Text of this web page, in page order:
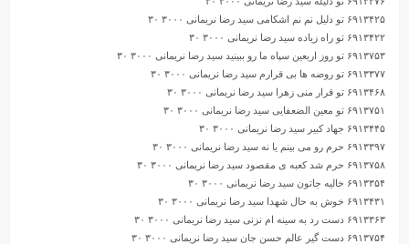
۶۹۱۳۴۲۵ تو دلیل نم نم اشکامی سید رضا نریمانی ۳۰۰۰ ۳۰
۶۹۱۳۴۲۲ تو راه زیاده سید رضا نریمانی ۳۰۰۰ ۳۰
۶۹۱۳۷۵۳ تو روز اربعین سپاه ما رو ببینید سید رضا نریمانی ۳۰۰۰ ۳۰
۶۹۱۳۳۷۷ تو روضه ها بی قرارم سید رضا نریمانی ۳۰۰۰ ۳۰
۶۹۱۳۴۶۸ تو قرار منی زهرا سید رضا نریمانی ۳۰۰۰ ۳۰
۶۹۱۳۷۵۱ تو معین الضعفایی سید رضا نریمانی ۳۰۰۰ ۳۰
۶۹۱۳۴۴۵ جهاد کبیر سید رضا نریمانی ۳۰۰۰ ۳۰
۶۹۱۳۳۹۷ حرم رو می بینم یا نه سید رضا نریمانی ۳۰۰۰ ۳۰
۶۹۱۳۷۵۸ حرم شد کعبه ی مقصود سید رضا نریمانی ۳۰۰۰ ۳۰
۶۹۱۳۳۵۴ خالیه جاتون سید رضا نریمانی ۳۰۰۰ ۳۰
۶۹۱۳۴۳۱ خوش به حال شهدا سید رضا نریمانی ۳۰۰۰ ۳۰
۶۹۱۳۳۶۳ دست رد به سینه ام نزنی سید رضا نریمانی ۳۰۰۰ ۳۰
۶۹۱۳۷۵۴ دست گیر عالم حسن جان سید رضا نریمانی ۳۰۰۰ ۳۰